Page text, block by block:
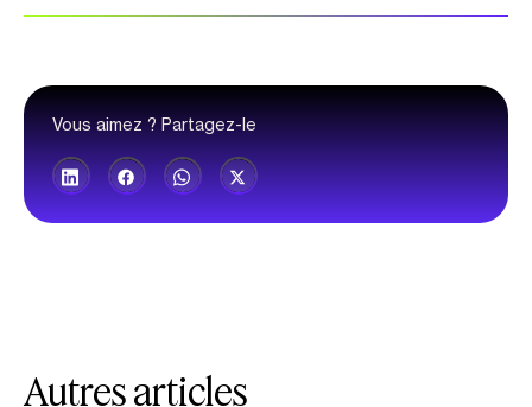
Vous aimez ? Partagez-le
Autres articles